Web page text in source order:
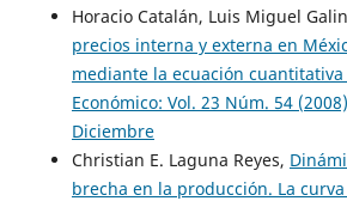
Horacio Catalán, Luis Miguel
precios interna y externa en
mediante la ecuación cuantitativa
Económico: Vol. 23 Núm. 54
Diciembre
Christian E. Laguna Reyes,
brecha en la producción. La